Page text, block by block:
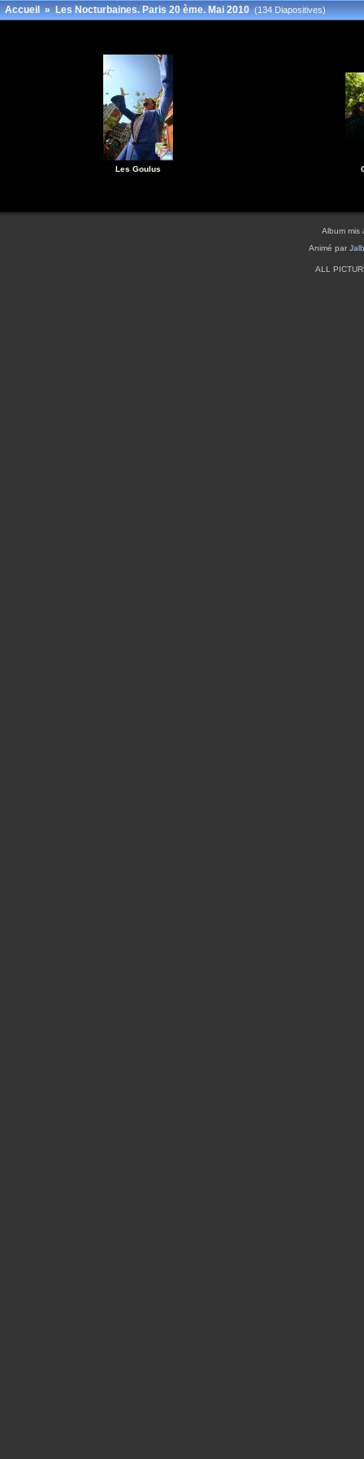
Accueil»Les Nocturbaines. Paris 20 ème. Mai 2010 (134 Diapositives)
Les Goulus
Album mis
Animé par
ALL